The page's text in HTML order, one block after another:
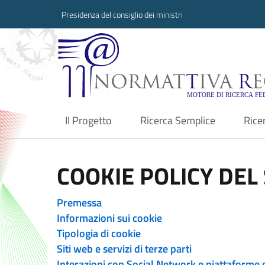
Presidenza del consiglio dei ministri
Normattiva
Il Progetto
current Ricerca Semplice
COOKIE POLICY
Premessa
Informazioni sui cookie
Tipologia di cookie
Siti web e servizi di terze parti